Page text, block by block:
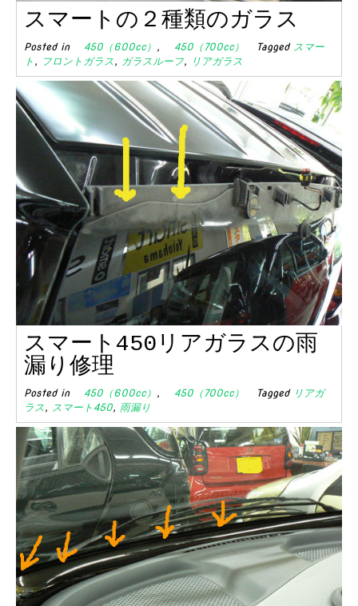
スマートの２種類のガラス
Posted in 450（600cc） , 450（700cc） Tagged スマー
ト , フロントガラス, ガラスルーフ, リアガラス
スマート450リアガラスの雨
漏り修理
Posted in 450（600cc） , 450（700cc） Tagged リアガ
ラス, スマート450, 雨漏り